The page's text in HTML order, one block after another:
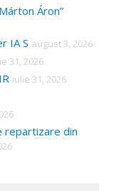
Áron”
IA S august 3, 2026
31, 2026
iulie 31, 2026
repartizare din